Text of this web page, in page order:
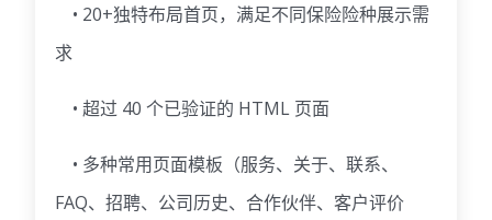
• 20+独特布局首页，满足不同保险险种展示需
求
• 超过 40 个已验证的 HTML 页面
• 多种常用页面模板（服务、关于、联系、
FAQ、招聘、公司历史、合作伙伴、客户评价